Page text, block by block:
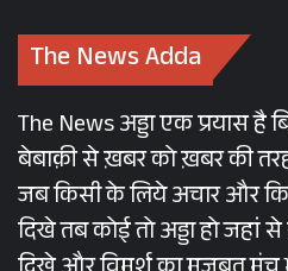
हालांकि, देश के भीतर प्रवासन
उपलब्ध नहीं है, फिर भी
के विश्लेषण से यह पता चलता
शिक्षा से संबंधित प्रवासन,
महत्वपूर्ण घटक है। अगर हम
तो ग्रामीण आबादी के बीच
The News Adda
The News अड्डा एक प्रयास है
बेबाक़ी से ख़बर को ख़बर की
जब किसी के लिये अचार और
दिखे तब कोई तो अड्डा हो जहां